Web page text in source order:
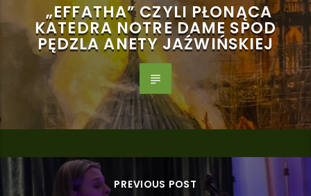
„EFFATHA” CZYLI PŁONĄCA
KATEDRA NOTRE DAME SPOD
PĘDZLA ANETY JAŹWIŃSKIEJ
PREVIOUS POST